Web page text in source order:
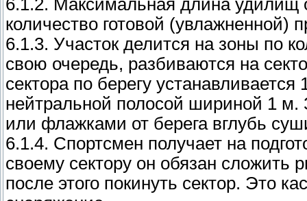
6.1.2. Максимальная длина удилищ
количество готовой (увлажненной)
6.1.3. Участок делится на зоны по
свою очередь, разбиваются на
сектора по берегу
нейтральной полосой шириной 1
или флажками от берега вглубь
6.1.4. Спортсмен получает на
своему сектору он обязан сложить
после этого покинуть сектор. Это